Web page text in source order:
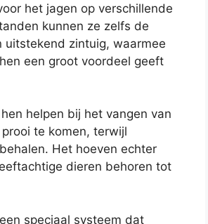
het jagen op verschillende
kunnen ze zelfs de
uitstekend zintuig, waarmee
een groot voordeel geeft
helpen bij het vangen van
te komen, terwijl
Het hoeven echter
dieren behoren tot
speciaal systeem dat